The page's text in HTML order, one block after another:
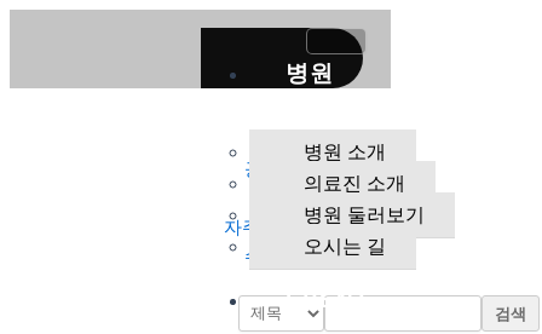
콘
병원
병원 소개
의료진 소개
병원 둘러보기
오시는 길
EVENT
공지사항
자주묻는 질문
수술후기
검색